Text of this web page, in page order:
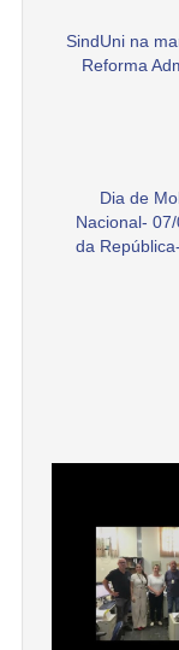
SindUni na
Reforma
Dia de
Nacional-
da